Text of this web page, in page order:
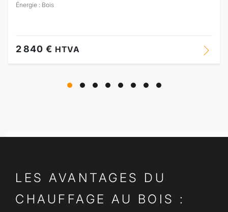
Énergie : Bois
2 840 € HTVA
LES AVANTAGES DU
CHAUFFAGE AU BOIS :